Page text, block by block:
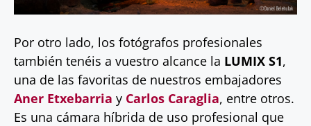
Por otro lado, los fotógrafos profesionales
también tenéis a vuestro alcance la LUMIX S1,
una de las favoritas de nuestros embajadores
Aner Etxebarria y Carlos Caraglia, entre otros.
Es una cámara híbrida de uso profesional que